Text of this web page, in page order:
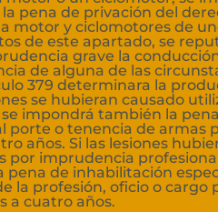
pena de privación del
motor y ciclomotores de
de este apartado, se
grave la
de alguna de las
379 determinara la
se hubieran causado
impondrá también la
porte o tenencia de armas
años. Si las lesiones
por imprudencia
pena de inhabilitación
la profesión, oficio o cargo
a cuatro años.